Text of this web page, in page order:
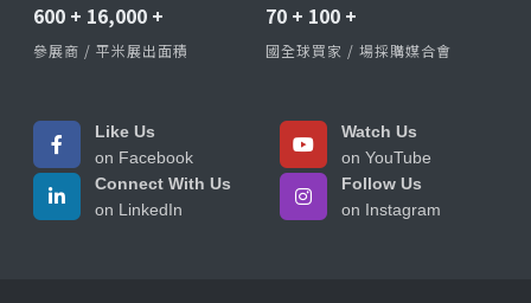
600 + 16,000 +
參展商 / 平米展出面積
70 + 100 +
國全球買家 / 場採購媒合會
Like Us
on Facebook
Watch Us
on YouTube
Connect With Us
on LinkedIn
Follow Us
on Instagram